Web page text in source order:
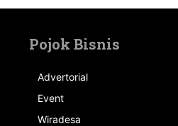
Pojok Bisnis
Advertorial
Event
Wiradesa